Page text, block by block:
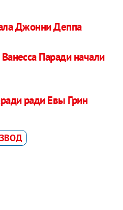
Джонни Деппа
Паради начали
ради Евы Грин